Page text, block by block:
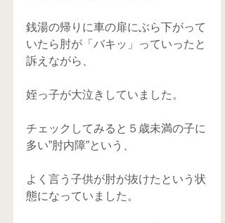
銭湯の帰りに車の扉にぶら下がって
いたら肘が「バキッ」っていったと
訴えながら、
姪っ子が大泣きしていました。
チェックしてみると５歳未満の子に
多い”肘内障”という、
よく言う子供が肘が抜けたという状
態になっていました。